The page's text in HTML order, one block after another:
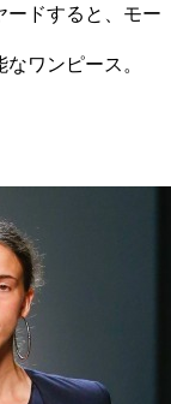
ードすると、モー
ワンピース。